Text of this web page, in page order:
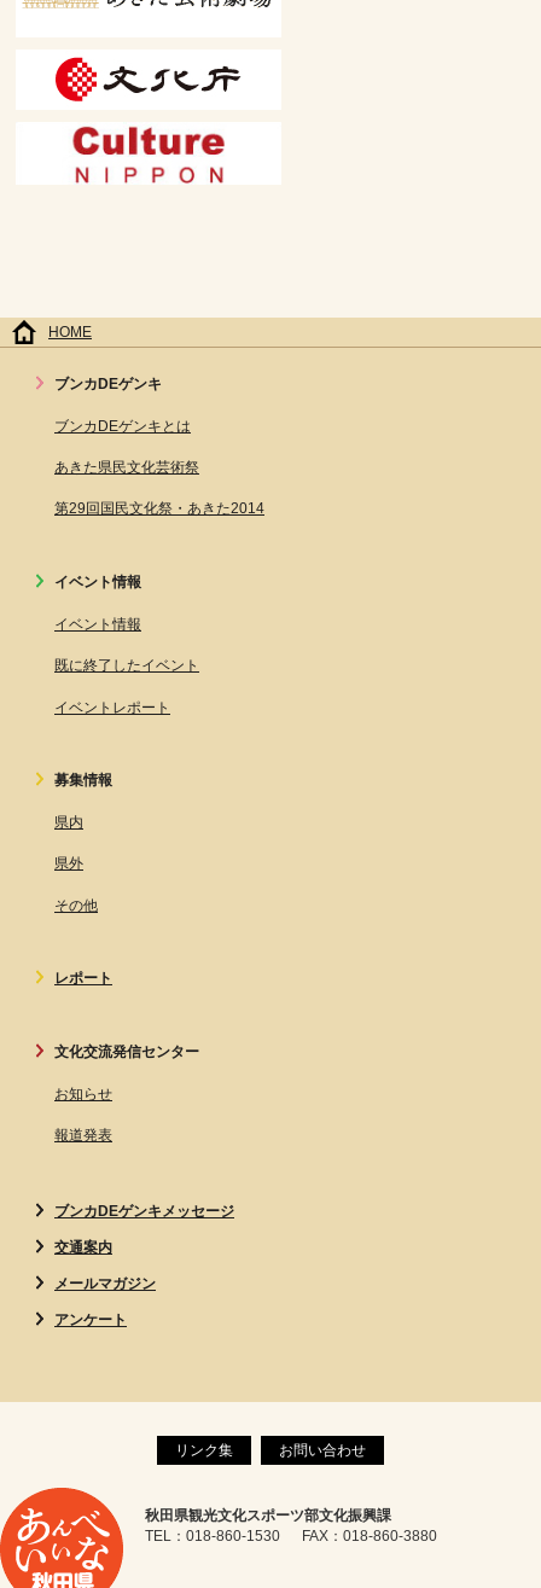
HOME
ブンカDEゲンキ
ブンカDEゲンキとは
あきた県民文化芸術祭
第29回国民文化祭・あきた2014
イベント情報
イベント情報
既に終了したイベント
イベントレポート
募集情報
県内
県外
その他
レポート
文化交流発信センター
お知らせ
報道発表
ブンカDEゲンキメッセージ
交通案内
メールマガジン
アンケート
リンク集 お問い合わせ
秋田県観光文化スポーツ部文化振興課
TEL：018-860-1530 FAX：018-860-3880